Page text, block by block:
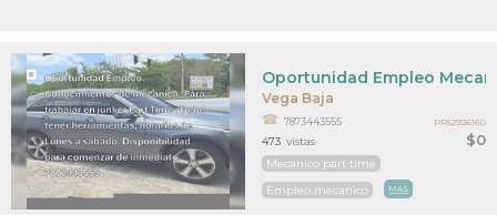
Vega Baja
$0
Oportunidad Empleo
7873443555
Mecanico part time
Empleo mecanico
MAS
473 vistas
PR52926160